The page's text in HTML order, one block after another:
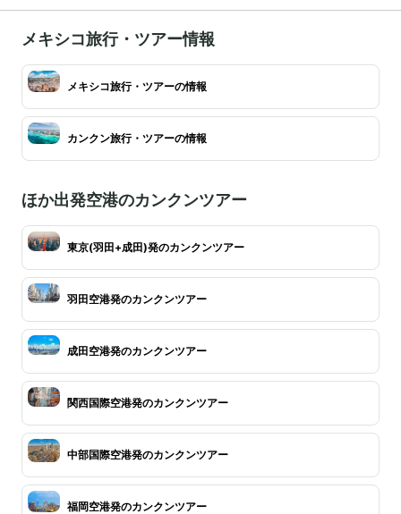
メキシコ旅行・ツアー情報
メキシコ旅行・ツアーの情報
カンクン旅行・ツアーの情報
ほか出発空港のカンクンツアー
東京(羽田+成田)発のカンクンツアー
羽田空港発のカンクンツアー
成田空港発のカンクンツアー
関西国際空港発のカンクンツアー
中部国際空港発のカンクンツアー
福岡空港発のカンクンツアー